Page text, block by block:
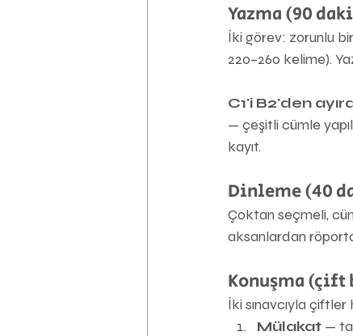
Yazma (90
İki görev: zorunlu
220–260 kelime).
C1'i B2'den
— çeşitli cümle
kayıt.
Dinleme (40
Çoktan seçmeli,
aksanlardan
Konuşma (çift
İki sınavcıyla
Mülakat —